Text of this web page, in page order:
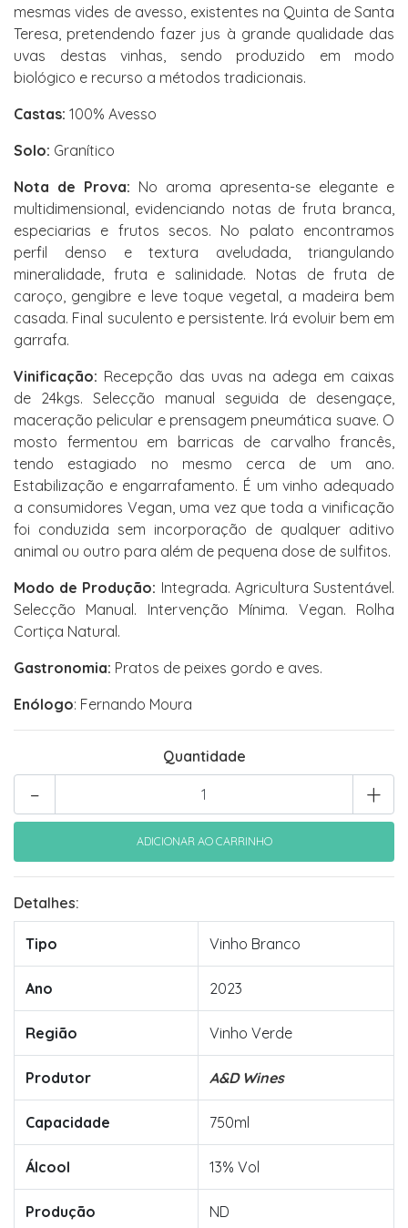
mesmas vides de avesso, existentes na Quinta de Santa
Teresa, pretendendo fazer jus à grande qualidade das
uvas destas vinhas, sendo produzido em modo
biológico e recurso a métodos tradicionais.
Castas: 100% Avesso
Solo: Granítico
Nota de Prova: No aroma apresenta-se elegante e
multidimensional, evidenciando notas de fruta branca,
especiarias e frutos secos. No palato encontramos
perfil denso e textura aveludada, triangulando
mineralidade, fruta e salinidade. Notas de fruta de
caroço, gengibre e leve toque vegetal, a madeira bem
casada. Final suculento e persistente. Irá evoluir bem em
garrafa.
Vinificação: Recepção das uvas na adega em caixas
de 24kgs. Selecção manual seguida de desengaçe,
maceração pelicular e prensagem pneumática suave. O
mosto fermentou em barricas de carvalho francês,
tendo estagiado no mesmo cerca de um ano.
Estabilização e engarrafamento. É um vinho adequado
a consumidores Vegan, uma vez que toda a vinificação
foi conduzida sem incorporação de qualquer aditivo
animal ou outro para além de pequena dose de sulfitos.
Modo de Produção: Integrada. Agricultura Sustentável.
Selecção Manual. Intervenção Mínima. Vegan. Rolha
Cortiça Natural.
Gastronomia: Pratos de peixes gordo e aves.
Enólogo: Fernando Moura
Quantidade
+
-
Detalhes:
Tipo Vinho Branco
Ano 2023
Região Vinho Verde
Produtor A&D Wines
Capacidade 750ml
Álcool 13% Vol
Produção ND